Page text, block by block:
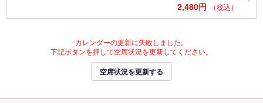
2,480円 （税込）
カレンダーの更新に失敗しました。
下記ボタンを押して空席状況を更新してください。
空席状況を更新する